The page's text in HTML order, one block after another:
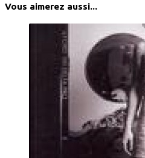
Vous aimerez aussi...